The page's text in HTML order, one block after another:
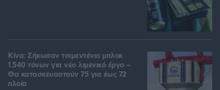
Κίνα: Σήκωσαν τσιμεντένιο μπλοκ
1.540 τόνων για νέο λιμενικό έργο –
Θα κατασκευαστούν 75 για έως 72
πλοία